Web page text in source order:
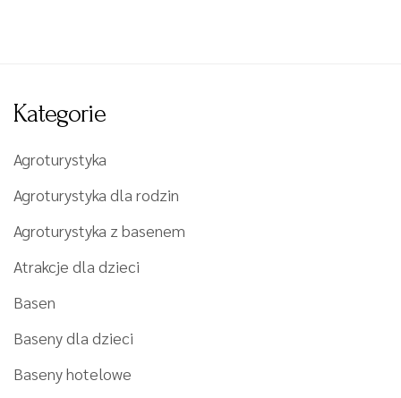
Kategorie
Agroturystyka
Agroturystyka dla rodzin
Agroturystyka z basenem
Atrakcje dla dzieci
Basen
Baseny dla dzieci
Baseny hotelowe